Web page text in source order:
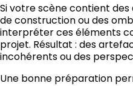
Si votre scène contient des
de construction ou des
interpréter ces éléments
projet. Résultat : des
incohérents ou des
Une bonne préparation